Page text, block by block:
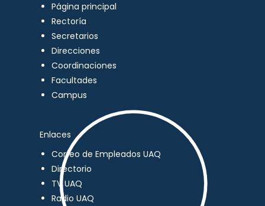
Página principal
Rectoría
Secretarios
Direcciones
Coordinaciones
Facultades
Campus
Enlaces
Correo de Empleados UAQ
Directorio
TV UAQ
Radio UAQ